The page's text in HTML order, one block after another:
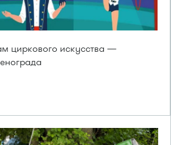
циркового искусства —